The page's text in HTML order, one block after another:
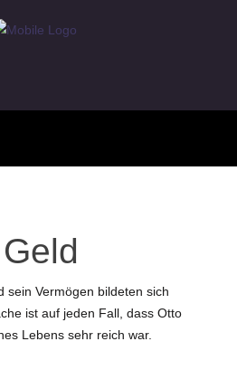
sein Vermögen bildeten sich
ist auf jeden Fall, dass Otto
Lebens sehr reich war.